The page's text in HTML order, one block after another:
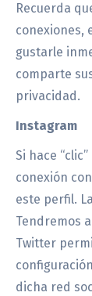
Recuerda
conexiones,
gustarle
comparte
privacidad.
Instagram
Si hace
conexión
este perfil.
Tendremos
Twitter
dicha red